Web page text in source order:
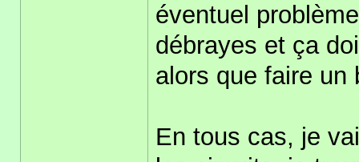
éventuel
débrayes et ça
alors que faire un
En tous cas, je